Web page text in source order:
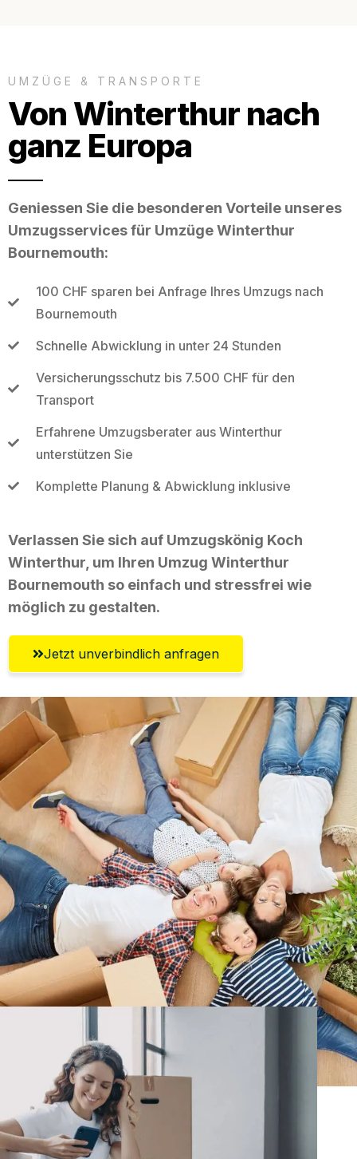
UMZÜGE & TRANSPORTE
Von Winterthur nach
ganz Europa
Geniessen Sie die besonderen Vorteile unseres
Umzugsservices für Umzüge Winterthur
Bournemouth:
100 CHF sparen bei Anfrage Ihres Umzugs nach
Bournemouth
Schnelle Abwicklung in unter 24 Stunden
Versicherungsschutz bis 7.500 CHF für den
Transport
Erfahrene Umzugsberater aus Winterthur
unterstützen Sie
Komplette Planung & Abwicklung inklusive
Verlassen Sie sich auf Umzugskönig Koch
Winterthur, um Ihren Umzug Winterthur
Bournemouth so einfach und stressfrei wie
möglich zu gestalten.
Jetzt unverbindlich anfragen